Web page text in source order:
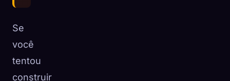
Se
você
tentou
construir